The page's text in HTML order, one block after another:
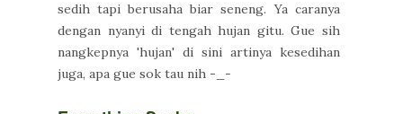
sedih tapi berusaha biar seneng. Ya caranya
dengan nyanyi di tengah hujan gitu. Gue sih
nangkepnya 'hujan' di sini artinya kesedihan
juga, apa gue sok tau nih -_-